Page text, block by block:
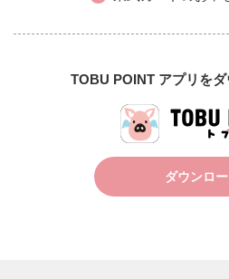
TOBU POINT アプリを
ダウンロ